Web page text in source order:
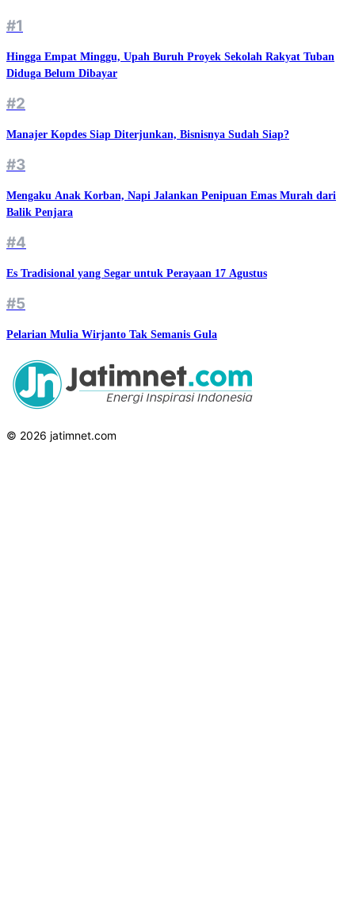
#1
Hingga Empat Minggu, Upah Buruh Proyek Sekolah Rakyat Tuban
Diduga Belum Dibayar
#2
Manajer Kopdes Siap Diterjunkan, Bisnisnya Sudah Siap?
#3
Mengaku Anak Korban, Napi Jalankan Penipuan Emas Murah dari
Balik Penjara
#4
Es Tradisional yang Segar untuk Perayaan 17 Agustus
#5
Pelarian Mulia Wirjanto Tak Semanis Gula
© 2026 jatimnet.com